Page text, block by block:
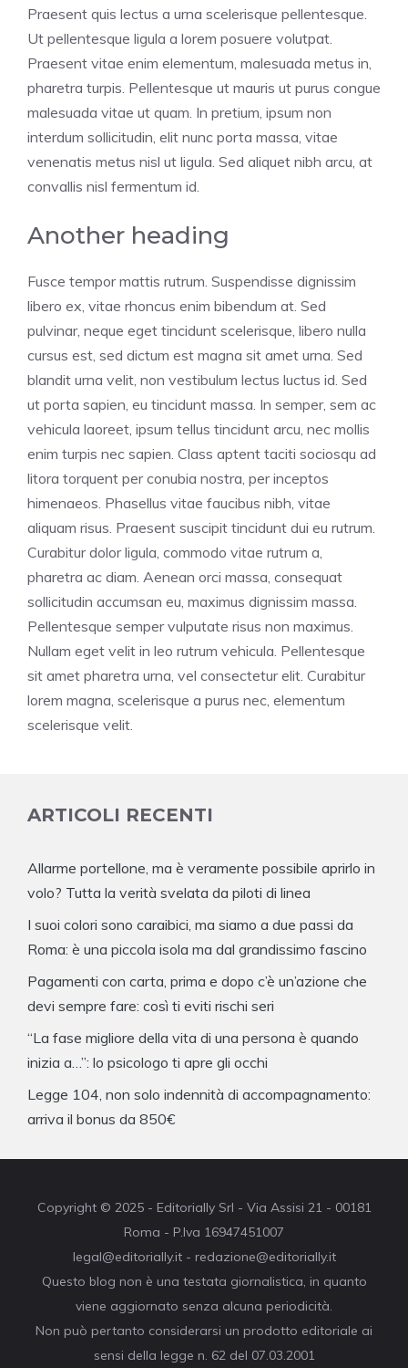
Praesent quis lectus a urna scelerisque pellentesque.
Ut pellentesque ligula a lorem posuere volutpat.
Praesent vitae enim elementum, malesuada metus in,
pharetra turpis. Pellentesque ut mauris ut purus congue
malesuada vitae ut quam. In pretium, ipsum non
interdum sollicitudin, elit nunc porta massa, vitae
venenatis metus nisl ut ligula. Sed aliquet nibh arcu, at
convallis nisl fermentum id.
Another heading
Fusce tempor mattis rutrum. Suspendisse dignissim
libero ex, vitae rhoncus enim bibendum at. Sed
pulvinar, neque eget tincidunt scelerisque, libero nulla
cursus est, sed dictum est magna sit amet urna. Sed
blandit urna velit, non vestibulum lectus luctus id. Sed
ut porta sapien, eu tincidunt massa. In semper, sem ac
vehicula laoreet, ipsum tellus tincidunt arcu, nec mollis
enim turpis nec sapien. Class aptent taciti sociosqu ad
litora torquent per conubia nostra, per inceptos
himenaeos. Phasellus vitae faucibus nibh, vitae
aliquam risus. Praesent suscipit tincidunt dui eu rutrum.
Curabitur dolor ligula, commodo vitae rutrum a,
pharetra ac diam. Aenean orci massa, consequat
sollicitudin accumsan eu, maximus dignissim massa.
Pellentesque semper vulputate risus non maximus.
Nullam eget velit in leo rutrum vehicula. Pellentesque
sit amet pharetra urna, vel consectetur elit. Curabitur
lorem magna, scelerisque a purus nec, elementum
scelerisque velit.
ARTICOLI RECENTI
Allarme portellone, ma è veramente possibile aprirlo in
volo? Tutta la verità svelata da piloti di linea
I suoi colori sono caraibici, ma siamo a due passi da
Roma: è una piccola isola ma dal grandissimo fascino
Pagamenti con carta, prima e dopo c’è un’azione che
devi sempre fare: così ti eviti rischi seri
“La fase migliore della vita di una persona è quando
inizia a…”: lo psicologo ti apre gli occhi
Legge 104, non solo indennità di accompagnamento:
arriva il bonus da 850€
Copyright © 2025 - Editorially Srl - Via Assisi 21 - 00181
Roma - P.Iva 16947451007
legal@editorially.it - redazione@editorially.it
Questo blog non è una testata giornalistica, in quanto
viene aggiornato senza alcuna periodicità.
Non può pertanto considerarsi un prodotto editoriale ai
sensi della legge n. 62 del 07.03.2001